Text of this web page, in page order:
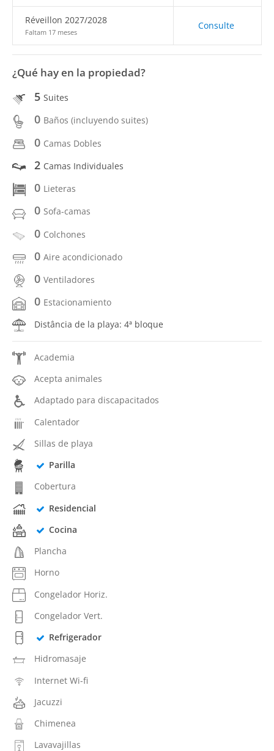
Réveillon 2027/2028
Faltam 17 meses
Consulte
¿Qué hay en la propiedad?
5 Suites
0 Baños (incluyendo suites)
0 Camas Dobles
2 Camas Individuales
0 Lieteras
0 Sofa-camas
0 Colchones
0 Aire acondicionado
0 Ventiladores
0 Estacionamiento
Distância de la playa: 4ª bloque
Academia
Acepta animales
Adaptado para discapacitados
Calentador
Sillas de playa
Parilla
Cobertura
Residencial
Cocina
Plancha
Horno
Congelador Horiz.
Congelador Vert.
Refrigerador
Hidromasaje
Internet Wi-fi
Jacuzzi
Chimenea
Lavavajillas